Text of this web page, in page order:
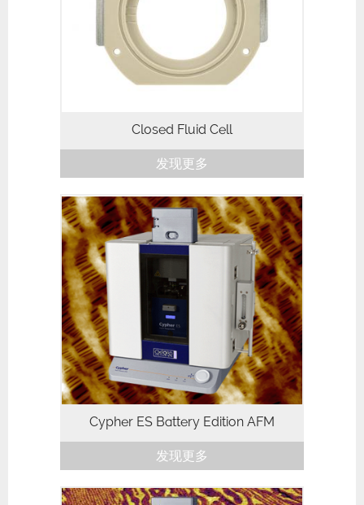
AFMs is designed to hold gases or
liquids either statically or wit...
Closed Fluid Cell
发现更多
Cypher ES电池版是针对电池研究和其他电
化学应用而定制的特殊配置Cypher ES原子
力显微镜。该配置标配全密封的Cypher
EC电化学电池，并包括blueDrive光热激
发，以实现更简单和更稳定的成像。它还支
持...
Cypher ES Battery Edition AFM​
发现更多